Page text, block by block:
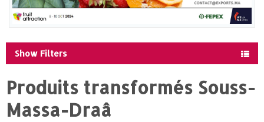
Show Filters
Produits transformés Souss-
Massa-Draâ